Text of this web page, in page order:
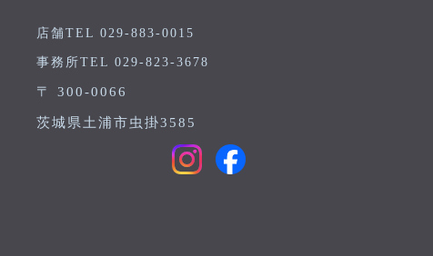
店舗TEL 029-883-0015
事務所TEL 029-823-3678
〒 300-0066
茨城県土浦市虫掛3585